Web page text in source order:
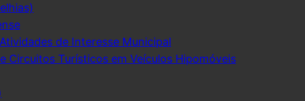
de Interesse Municipal
Circuitos Turísticos em Veículos Hipomóveis